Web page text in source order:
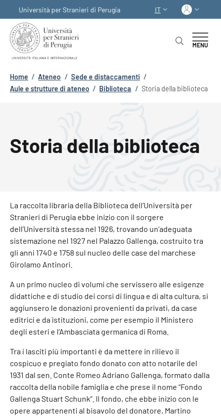
Università per Stranieri di Perugia
SELETTORE LINGUA:
IT
MENU
Briciole di pane
Home / Ateneo / Sede e distaccamenti /
Aule e strutture di ateneo / Biblioteca / Storia della biblioteca
Storia della biblioteca
La raccolta libraria della Biblioteca dell’Università per
Stranieri di Perugia ebbe inizio con il sorgere
dell’Università stessa nel 1926, trovando un’adeguata
sistemazione nel 1927 nel Palazzo Gallenga, costruito tra
gli anni 1740 e 1758 sul nucleo delle case del marchese
Girolamo Antinori.
A un primo nucleo di volumi che servissero alle esigenze
didattiche e di studio dei corsi di lingua e di alta cultura, si
aggiunsero le donazioni provenienti da privati, da case
editrici e da istituzioni, come per esempio il Ministero
degli esteri e l’Ambasciata germanica di Roma.
Tra i lasciti più importanti è da mettere in rilievo il
cospicuo e pregiato fondo donato con atto notarile del
1931 dal sen. Conte Romeo Adriano Gallenga, formato dalla
raccolta della nobile famiglia e che prese il nome “Fondo
Gallenga Stuart Schunk”. Il fondo, che ebbe inizio con le
opere appartenenti al bisavolo del donatore, Martino